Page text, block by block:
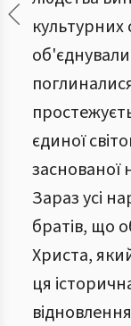
єдиної
заснованої
Зараз усі
братів, що
Христа,
ця